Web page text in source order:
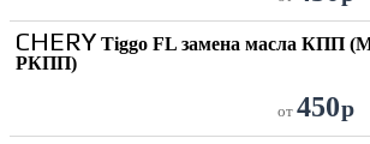
CHERY Tiggo FL замена масла
РКПП)
от 450р